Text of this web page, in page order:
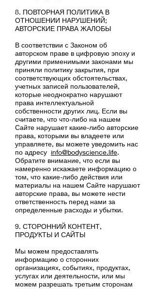
8. ПОВТОРНАЯ ПОЛИТИКА В
ОТНОШЕНИИ НАРУШЕНИЙ;
АВТОРСКИЕ ПРАВА ЖАЛОБЫ
В соответствии с Законом об
авторском праве в цифровую эпоху и
другими применимыми законами мы
приняли политику закрытия, при
соответствующих обстоятельствах,
учетных записей пользователей,
которые неоднократно нарушают
права интеллектуальной
собственности других лиц. Если вы
считаете, что что-либо на нашем
Сайте нарушает какие-либо авторские
права, которыми вы владеете или
управляете, вы можете уведомить нас
по адресу info@bodyscience.life.
Обратите внимание, что если вы
намеренно искажаете информацию о
том, что какие-либо действия или
материалы на нашем Сайте нарушают
авторские права, вы можете нести
ответственность перед нами за
определенные расходы и убытки.
9. СТОРОННИЙ КОНТЕНТ,
ПРОДУКТЫ И САЙТЫ
Мы можем предоставлять
информацию о сторонних
организациях, событиях, продуктах,
услугах или деятельности, или мы
можем разрешать третьим сторонам